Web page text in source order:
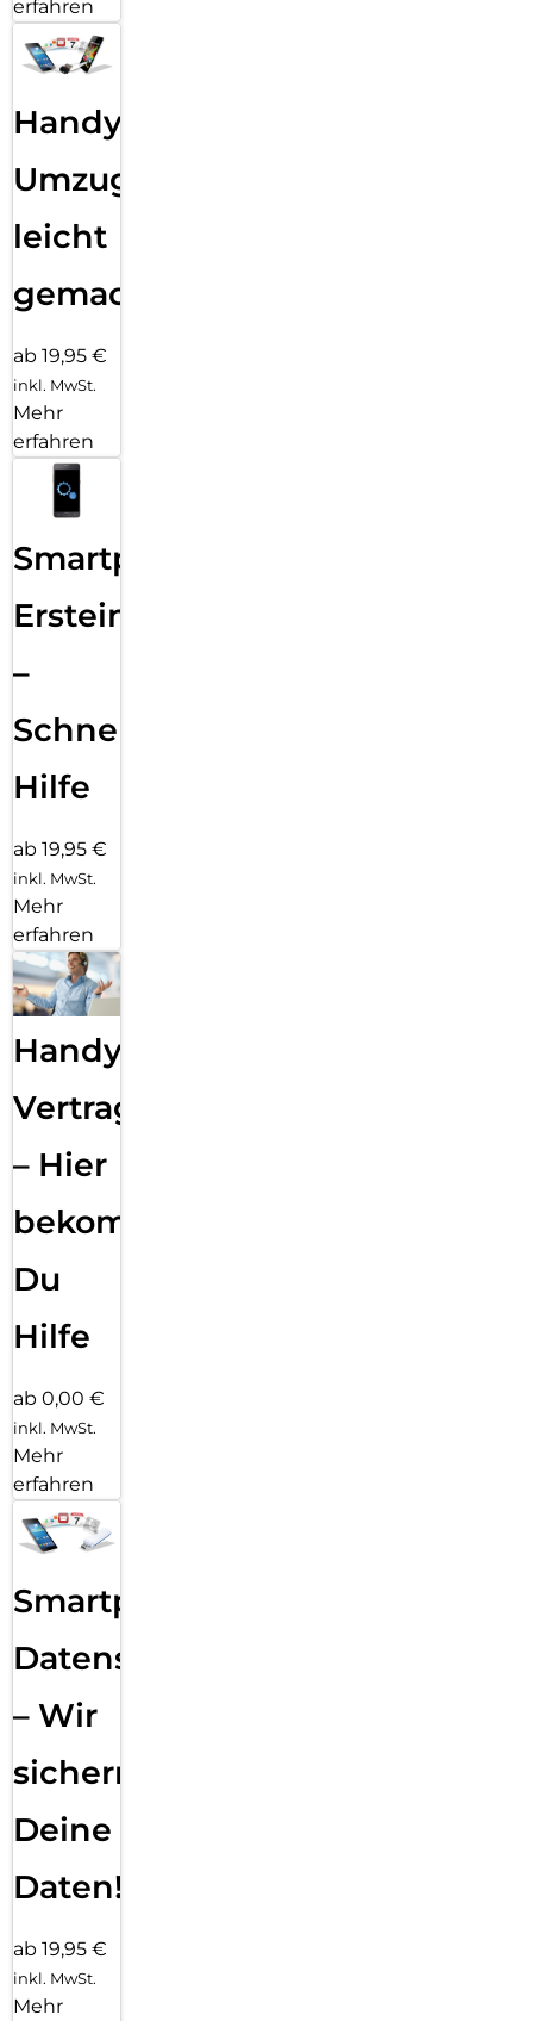
erfahren
Handy
Umzug
leicht
gemacht!
ab 19,95 €
inkl. MwSt.
Mehr
erfahren
Smartphone
Ersteinrichtung
–
Schnelle
Hilfe
ab 19,95 €
inkl. MwSt.
Mehr
erfahren
Handy
Vertragsabwicklung
– Hier
bekommst
Du
Hilfe
ab 0,00 €
inkl. MwSt.
Mehr
erfahren
Smartphone
Datensicherung
– Wir
sichern
Deine
Daten!
ab 19,95 €
inkl. MwSt.
Mehr